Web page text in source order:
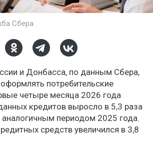
Сбера
и Донбасса, по данным Сбера,
потребительские
четыре месяца 2026 года
кредитов выросло в 5,3 раза
периодом 2025 года.
средств увеличился в 3,8